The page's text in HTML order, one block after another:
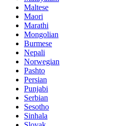
Maltese
Maori
Marathi
Mongolian
Burmese
Nepali
Norwegian
Pashto
Persian
Punjabi
Serbian
Sesotho
Sinhala